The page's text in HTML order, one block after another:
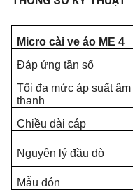
Micro cài ve áo ME 4
Đáp ứng tần số
Tối đa mức áp suất âm
thanh
Chiều dài cáp
Nguyên lý đầu dò
Mẫu đón